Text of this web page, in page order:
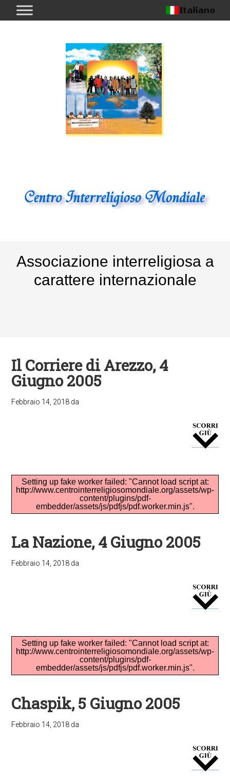
Associazione interreligiosa a
carattere internazionale
Il Corriere di Arezzo, 4
Giugno 2005
Febbraio 14, 2018 da
Setting up fake worker failed: "Cannot load script at:
http://www.centrointerreligiosomondiale.org/assets/wp-
content/plugins/pdf-
embedder/assets/js/pdfjs/pdf.worker.min.js".
La Nazione, 4 Giugno 2005
Febbraio 14, 2018 da
Setting up fake worker failed: "Cannot load script at:
http://www.centrointerreligiosomondiale.org/assets/wp-
content/plugins/pdf-
embedder/assets/js/pdfjs/pdf.worker.min.js".
Chaspik, 5 Giugno 2005
Febbraio 14, 2018 da